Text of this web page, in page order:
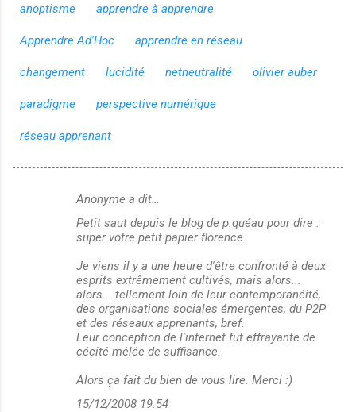
anoptisme apprendre à apprendre
Apprendre Ad'Hoc apprendre en réseau
changement lucidité netneutralité olivier auber
paradigme perspective numérique
réseau apprenant
Anonyme a dit…
Petit saut depuis le blog de p.quéau pour dire :
super votre petit papier florence.
Je viens il y a une heure d'être confronté à deux
esprits extrêmement cultivés, mais alors...
alors... tellement loin de leur contemporanéité,
des organisations sociales émergentes, du P2P
et des réseaux apprenants, bref.
Leur conception de l'internet fut effrayante de
cécité mêlée de suffisance.
Alors ça fait du bien de vous lire. Merci :)
15/12/2008 19:54